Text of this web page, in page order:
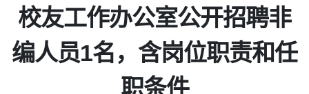
校友工作办公室公开招聘非
编人员1名，含岗位职责和任
职条件